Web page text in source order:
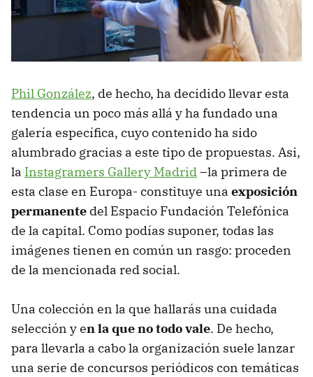
Phil González, de hecho, ha decidido llevar esta
tendencia un poco más allá y ha fundado una
galería específica, cuyo contenido ha sido
alumbrado gracias a este tipo de propuestas. Asi,
la Instagramers Gallery Madrid–la primera de
esta clase en Europa- constituye una exposición
permanente del Espacio Fundación Telefónica
de la capital. Como podías suponer, todas las
imágenes tienen en común un rasgo: proceden
de la mencionada red social.
Una colección en la que hallarás una cuidada
selección y en la que no todo vale. De hecho,
para llevarla a cabo la organización suele lanzar
una serie de concursos periódicos con temáticas